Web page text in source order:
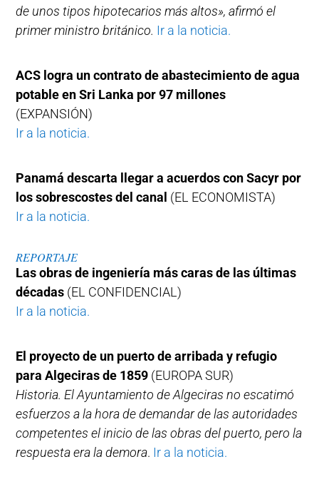
de unos tipos hipotecarios más altos», afirmó el
primer ministro británico. Ir a la noticia.
ACS logra un contrato de abastecimiento de agua
potable en Sri Lanka por 97 millones
(EXPANSIÓN)
Ir a la noticia.
Panamá descarta llegar a acuerdos con Sacyr por
los sobrescostes del canal (EL ECONOMISTA)
Ir a la noticia.
REPORTAJE
Las obras de ingeniería más caras de las últimas
décadas (EL CONFIDENCIAL)
Ir a la noticia.
El proyecto de un puerto de arribada y refugio
para Algeciras de 1859 (EUROPA SUR)
Historia. El Ayuntamiento de Algeciras no escatimó
esfuerzos a la hora de demandar de las autoridades
competentes el inicio de las obras del puerto, pero la
respuesta era la demora. Ir a la noticia.